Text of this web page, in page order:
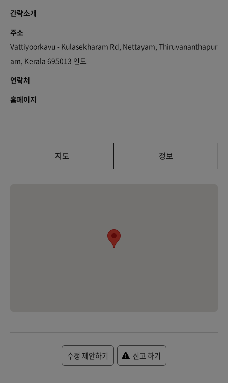
간략소개
주소
Vattiyoorkavu - Kulasekharam Rd, Nettayam, Thiruvananthapur
am, Kerala 695013 인도
연락처
홈페이지
지도 정보
수정 제안하기 신고 하기